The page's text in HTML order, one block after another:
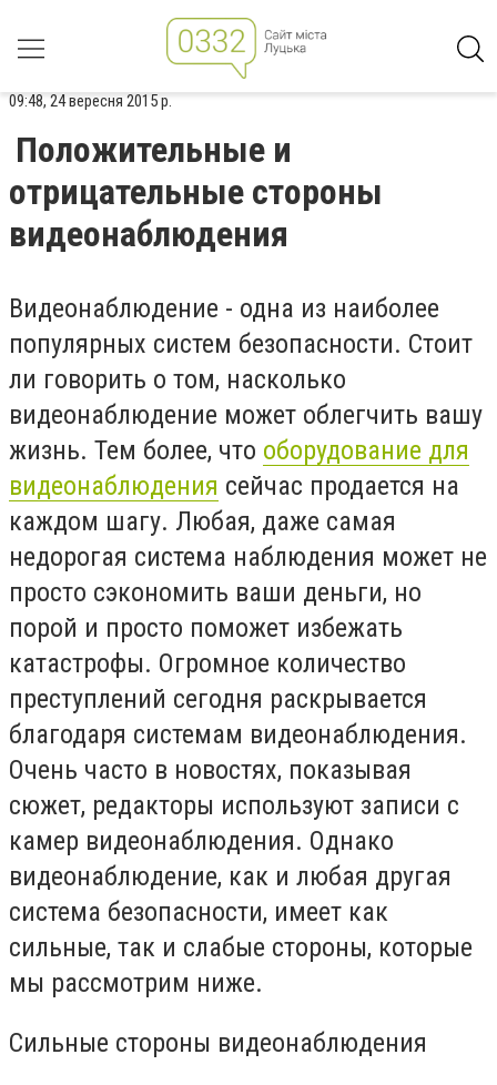
09:48, 24 вересня 2015 р.
Положительные и
отрицательные стороны
видеонаблюдения
Видеонаблюдение - одна из наиболее
популярных систем безопасности. Стоит
ли говорить о том, насколько
видеонаблюдение может облегчить вашу
жизнь. Тем более, что оборудование для
видеонаблюдения сейчас продается на
каждом шагу. Любая, даже самая
недорогая система наблюдения может не
просто сэкономить ваши деньги, но
порой и просто поможет избежать
катастрофы. Огромное количество
преступлений сегодня раскрывается
благодаря системам видеонаблюдения.
Очень часто в новостях, показывая
сюжет, редакторы используют записи с
камер видеонаблюдения. Однако
видеонаблюдение, как и любая другая
система безопасности, имеет как
сильные, так и слабые стороны, которые
мы рассмотрим ниже.
Сильные стороны видеонаблюдения